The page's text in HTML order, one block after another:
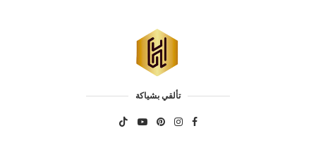
تألقي بشياكة